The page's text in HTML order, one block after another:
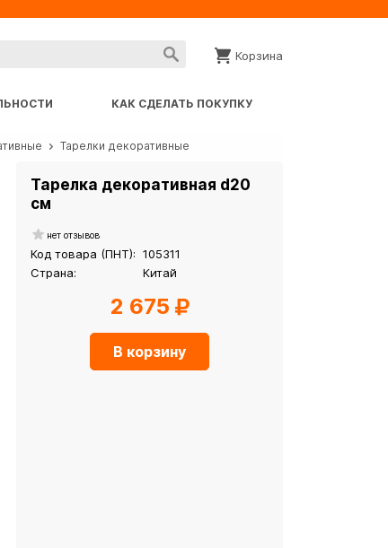
Корзина
КАК СДЕЛАТЬ ПОКУПКУ
Тарелки декоративные
Тарелка декоративная d20
см
нет отзывов
Код товара (ПНТ): 105311
Страна:
Китай
2 675
В корзину